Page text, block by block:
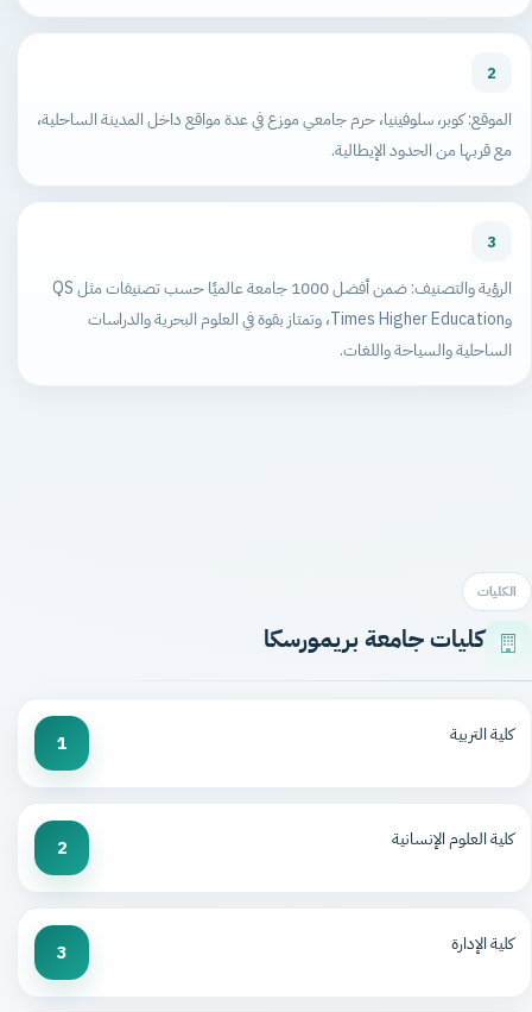
2
الموقع: كوبر، سلوفينيا، حرم جامعي موزع في عدة مواقع داخل المدينة الساحلية،
مع قربها من الحدود الإيطالية.
3
الرؤية والتصنيف: ضمن أفضل 1000 جامعة عالميًا حسب تصنيفات مثل QS
وTimes Higher Education، وتمتاز بقوة في العلوم البحرية والدراسات
الساحلية والسياحة واللغات.
الكليات
كليات جامعة بريمورسكا
كلية التربية 1
كلية العلوم الإنسانية 2
كلية الإدارة 3